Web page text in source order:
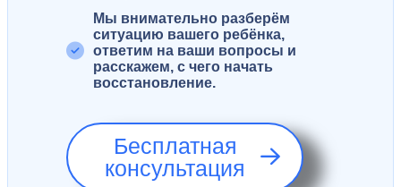
Мы внимательно разберём
ситуацию вашего ребёнка,
ответим на ваши вопросы и
расскажем, с чего начать
восстановление.
Бесплатная
консультация